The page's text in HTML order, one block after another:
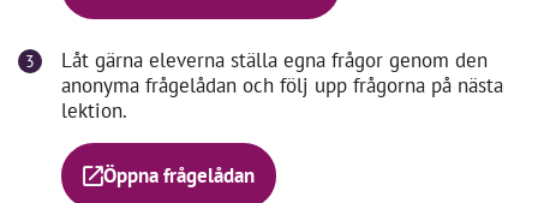
Låt gärna eleverna ställa egna frågor genom den
anonyma frågelådan och följ upp frågorna på nästa
lektion.
Öppna frågelådan